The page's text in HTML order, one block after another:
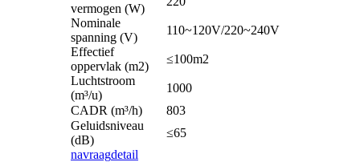
vermogen (W)
Nominale
spanning (V)
110~120V/220~240V
Effectief
oppervlak (m2)
≤100m2
Luchtstroom
(m³/u)
1000
CADR (m³/h)
803
Geluidsniveau
(dB)
≤65
navraagdetail